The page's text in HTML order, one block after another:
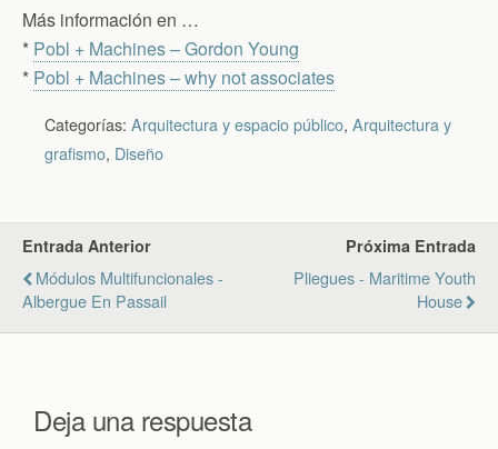
Más información en …
* Pobl + Machines – Gordon Young
* Pobl + Machines – why not associates
Categorías: Arquitectura y espacio público, Arquitectura y
grafismo, Diseño
Entrada Anterior
Módulos Multifuncionales -
Albergue En Passail
Próxima Entrada
Pliegues - Maritime Youth
House
Deja una respuesta